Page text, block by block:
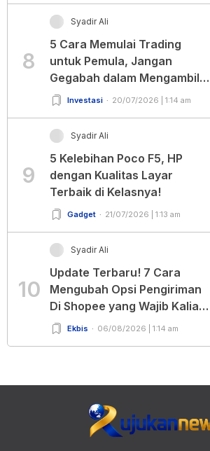
8
Syadir Ali
5 Cara Memulai Trading
untuk Pemula, Jangan
Gegabah dalam Mengambil
Keputusan!
Investasi 20/07/2026 | 1:14 am
9
Syadir Ali
5 Kelebihan Poco F5, HP
dengan Kualitas Layar
Terbaik di Kelasnya!
Gadget 21/07/2026 | 1:13 am
10
Syadir Ali
Update Terbaru! 7 Cara
Mengubah Opsi Pengiriman
Di Shopee yang Wajib Kalian
Ketahui!
Ekbis 06/08/2026 | 1:14 am